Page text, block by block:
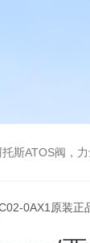
宝德BURKERT电磁阀，倍加
0AX1原装正